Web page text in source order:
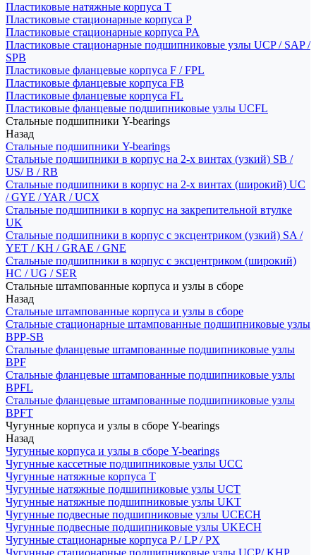
Пластиковые натяжные корпуса T
Пластиковые стационарные корпуса P
Пластиковые стационарные корпуса PA
Пластиковые стационарные подшипниковые узлы UCP / SAP /
SPB
Пластиковые фланцевые корпуса F / FPL
Пластиковые фланцевые корпуса FB
Пластиковые фланцевые корпуса FL
Пластиковые фланцевые подшипниковые узлы UCFL
Стальные подшипники Y-bearings
Назад
Стальные подшипники Y-bearings
Стальные подшипники в корпус на 2-х винтах (узкий) SB /
US/ B / RB
Стальные подшипники в корпус на 2-х винтах (широкий) UC
/ GYE / YAR / UCX
Стальные подшипники в корпус на закрепительной втулке
UK
Стальные подшипники в корпус с эксцентриком (узкий) SA /
YET / KH / GRAE / GNE
Стальные подшипники в корпус с эксцентриком (широкий)
HC / UG / SER
Стальные штампованные корпуса и узлы в сборе
Назад
Стальные штампованные корпуса и узлы в сборе
Стальные стационарные штампованные подшипниковые узлы
BPP-SB
Стальные фланцевые штампованные подшипниковые узлы
BPF
Стальные фланцевые штампованные подшипниковые узлы
BPFL
Стальные фланцевые штампованные подшипниковые узлы
BPFT
Чугунные корпуса и узлы в сборе Y-bearings
Назад
Чугунные корпуса и узлы в сборе Y-bearings
Чугунные кассетные подшипниковые узлы UCC
Чугунные натяжные корпуса T
Чугунные натяжные подшипниковые узлы UCT
Чугунные натяжные подшипниковые узлы UKT
Чугунные подвесные подшипниковые узлы UCECH
Чугунные подвесные подшипниковые узлы UKECH
Чугунные стационарные корпуса P / LP / PX
Чугунные стационарные подшипниковые узлы UCP/ KHP